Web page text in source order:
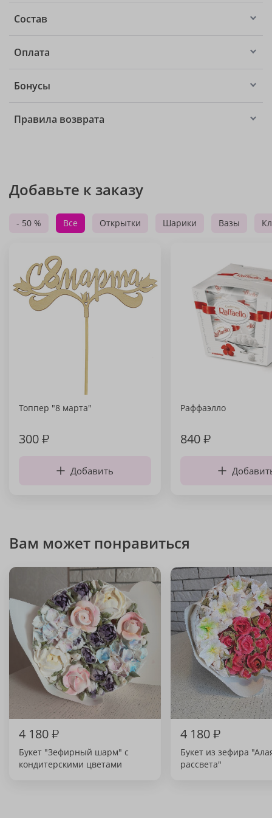
Состав
Оплата
Бонусы
Правила возврата
Добавьте к заказу
- 50 % Все Открытки Шарики Вазы
Топпер "8 марта"
300₽
Добавить
Раффаэлло
840₽
Вам может понравиться
4 180₽
Букет "Зефирный шарм" с
кондитерскими цветами
4 180₽
Букет из зефира
рассвета"